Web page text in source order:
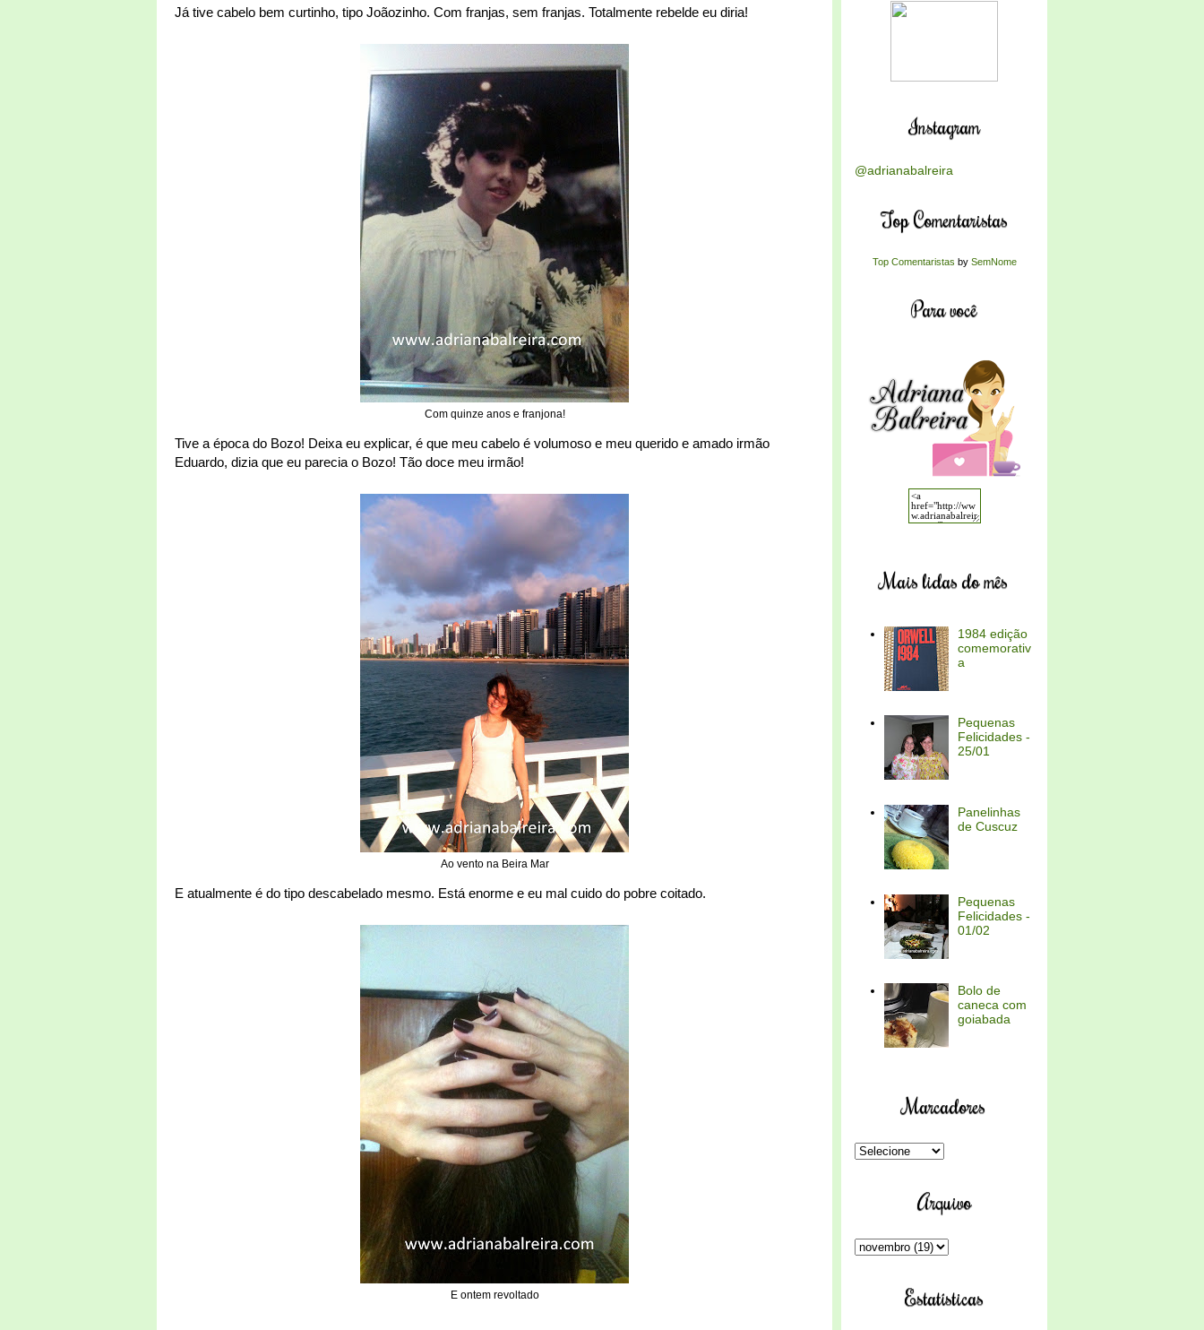
Já tive cabelo bem curtinho, tipo Joãozinho. Com franjas, sem franjas. Totalmente rebelde eu diria!
Com quinze anos e franjona!
Tive a época do Bozo! Deixa eu explicar, é que meu cabelo é volumoso e meu querido e amado irmão
Eduardo, dizia que eu parecia o Bozo! Tão doce meu irmão!
Ao vento na Beira Mar
E atualmente é do tipo descabelado mesmo. Está enorme e eu mal cuido do pobre coitado.
E ontem revoltado
Instagram
@adrianabalreira
Top Comentaristas
Top Comentaristas by SemNome
Para você
Mais lidas do mês
1984 edição
comemorativ
a
Pequenas
Felicidades -
25/01
Panelinhas
de Cuscuz
Pequenas
Felicidades -
01/02
Bolo de
caneca com
goiabada
Marcadores
Arquivo
Estatísticas